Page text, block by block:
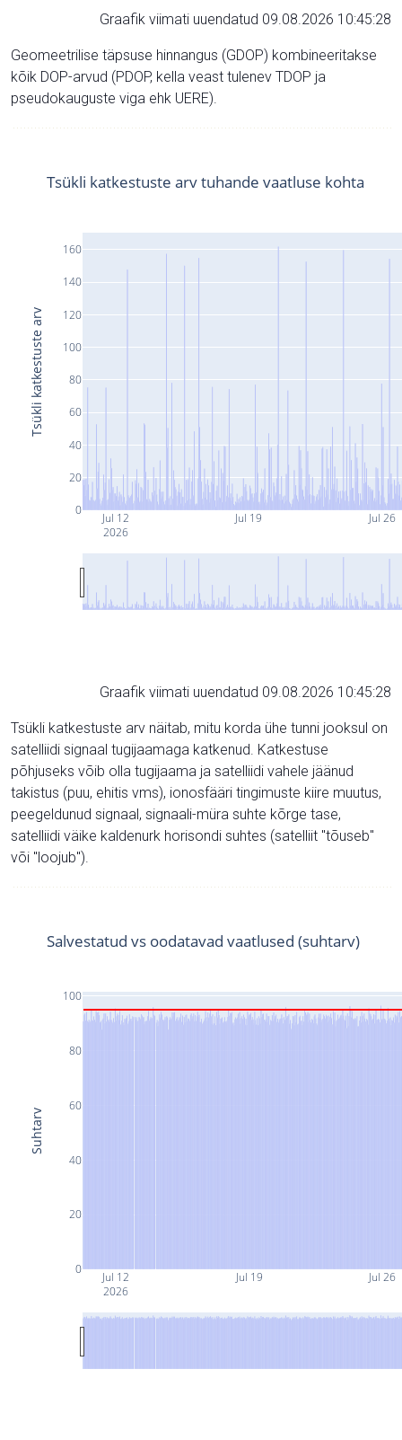
Graafik viimati uuendatud 09.08.2026 10:45:28
Geomeetrilise täpsuse hinnangus (GDOP) kombineeritakse
kõik DOP-arvud (PDOP, kella veast tulenev TDOP ja
pseudokauguste viga ehk UERE).
Jul 12
2026
Jul 19 Jul 26
0
20
40
60
80
100
120
140
160
Tsükli katkestuste arv tuhande vaatluse kohta
Tsükli katkestuste arv
Graafik viimati uuendatud 09.08.2026 10:45:28
Tsükli katkestuste arv näitab, mitu korda ühe tunni jooksul on
satelliidi signaal tugijaamaga katkenud. Katkestuse
põhjuseks võib olla tugijaama ja satelliidi vahele jäänud
takistus (puu, ehitis vms), ionosfääri tingimuste kiire muutus,
peegeldunud signaal, signaali-müra suhte kõrge tase,
satelliidi väike kaldenurk horisondi suhtes (satelliit "tõuseb"
või "loojub").
Jul 12
2026
Jul 19 Jul 26
0
20
40
60
80
100
Salvestatud vs oodatavad vaatlused (suhtarv)
Suhtarv